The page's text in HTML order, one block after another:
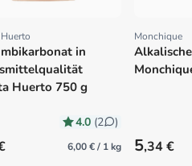
in
Huerto 750 g
4.0 (2 )
6,00 € / 1 kg
Proveedor:
Monchique
Precio
5,34 €